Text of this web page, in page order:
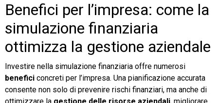
Benefici per l’impresa: come la
simulazione finanziaria
ottimizza la gestione aziendale
Investire nella simulazione finanziaria offre numerosi
benefici concreti per l’impresa. Una pianificazione accurata
consente non solo di prevenire rischi finanziari, ma anche di